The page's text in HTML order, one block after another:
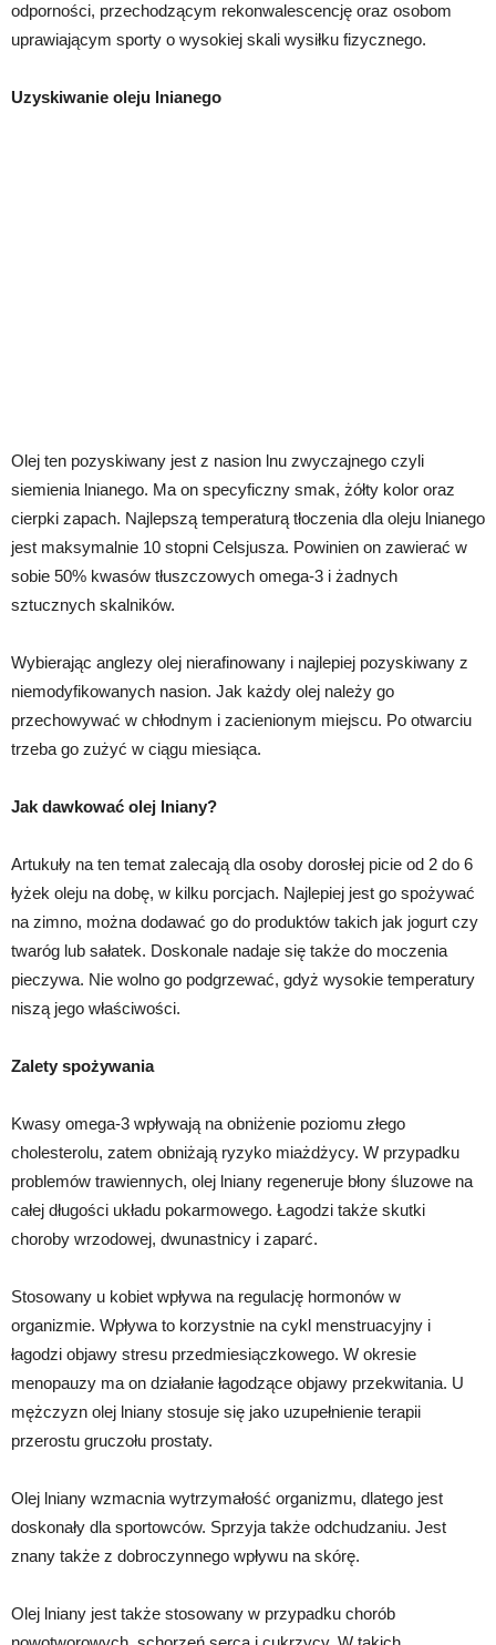
odporności, przechodzącym rekonwalescencję oraz osobom
uprawiającym sporty o wysokiej skali wysiłku fizycznego.
Uzyskiwanie oleju lnianego
Olej ten pozyskiwany jest z nasion lnu zwyczajnego czyli
siemienia lnianego. Ma on specyficzny smak, żółty kolor oraz
cierpki zapach. Najlepszą temperaturą tłoczenia dla oleju lnianego
jest maksymalnie 10 stopni Celsjusza. Powinien on zawierać w
sobie 50% kwasów tłuszczowych omega-3 i żadnych
sztucznych skalników.
Wybierając anglezy olej nierafinowany i najlepiej pozyskiwany z
niemodyfikowanych nasion. Jak każdy olej należy go
przechowywać w chłodnym i zacienionym miejscu. Po otwarciu
trzeba go zużyć w ciągu miesiąca.
Jak dawkować olej lniany?
Artukuły na ten temat zalecają dla osoby dorosłej picie od 2 do 6
łyżek oleju na dobę, w kilku porcjach. Najlepiej jest go spożywać
na zimno, można dodawać go do produktów takich jak jogurt czy
twaróg lub sałatek. Doskonale nadaje się także do moczenia
pieczywa. Nie wolno go podgrzewać, gdyż wysokie temperatury
niszą jego właściwości.
Zalety spożywania
Kwasy omega-3 wpływają na obniżenie poziomu złego
cholesterolu, zatem obniżają ryzyko miażdżycy. W przypadku
problemów trawiennych, olej lniany regeneruje błony śluzowe na
całej długości układu pokarmowego. Łagodzi także skutki
choroby wrzodowej, dwunastnicy i zaparć.
Stosowany u kobiet wpływa na regulację hormonów w
organizmie. Wpływa to korzystnie na cykl menstruacyjny i
łagodzi objawy stresu przedmiesiączkowego. W okresie
menopauzy ma on działanie łagodzące objawy przekwitania. U
mężczyzn olej lniany stosuje się jako uzupełnienie terapii
przerostu gruczołu prostaty.
Olej lniany wzmacnia wytrzymałość organizmu, dlatego jest
doskonały dla sportowców. Sprzyja także odchudzaniu. Jest
znany także z dobroczynnego wpływu na skórę.
Olej lniany jest także stosowany w przypadku chorób